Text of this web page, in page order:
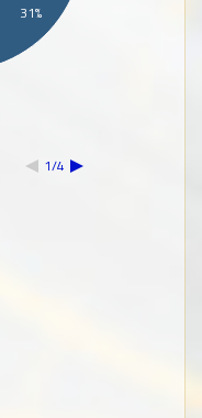
1/4
31%